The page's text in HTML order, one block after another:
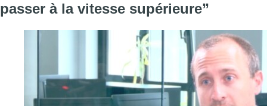
passer à la vitesse supérieure”